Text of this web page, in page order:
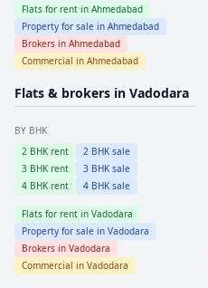
Flats for rent in Ahmedabad
Property for sale in Ahmedabad
Brokers in Ahmedabad
Commercial in Ahmedabad
Flats & brokers in Vadodara
BY BHK
2 BHK rent 2 BHK sale
3 BHK rent 3 BHK sale
4 BHK rent 4 BHK sale
Flats for rent in Vadodara
Property for sale in Vadodara
Brokers in Vadodara
Commercial in Vadodara